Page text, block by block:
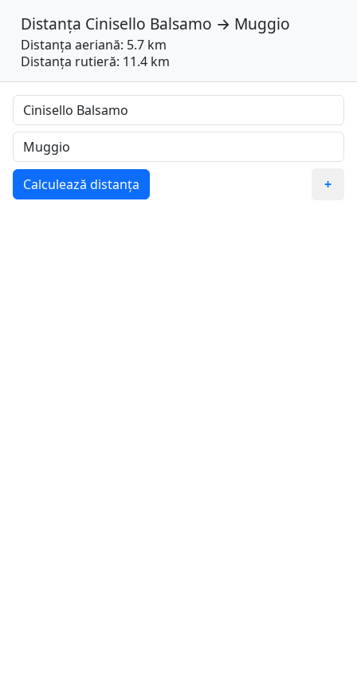
Distanța Cinisello Balsamo → Muggio
Distanța aeriană: 5.7 km
Distanța rutieră: 11.4 km
Calculează distanța +